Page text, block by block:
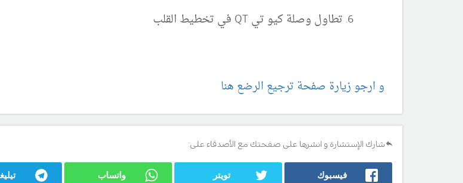
تطاول وصلة كيو تي QT في تخطيط القلب
و ارجو زيارة صفحة ترجيع الرضع هنا
شارك الإستشارة و انشرها على صفحتك مع الأصدقاء على:
فيسبوك تويتر واتساب